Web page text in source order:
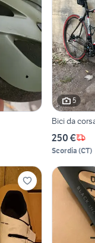
5
Bici da
250 €
Scordia (CT)